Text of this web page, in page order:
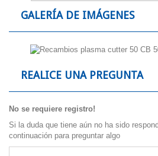
GALERÍA DE IMÁGENES
REALICE UNA PREGUNTA
No se requiere registro!
Si la duda que tiene aún no ha sido
continuación para preguntar algo